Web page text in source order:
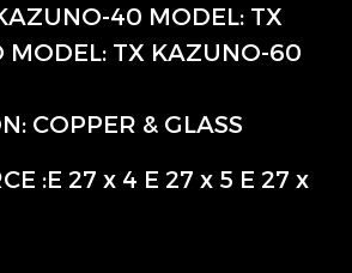
40 MODEL: TX
MODEL: TX KAZUNO-60
COPPER & GLASS
:E 27 x 4 E 27 x 5 E 27 x